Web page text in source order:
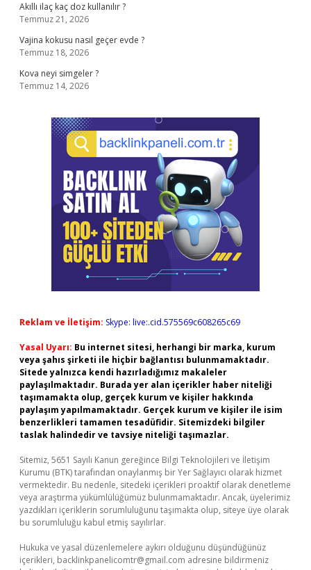
Akıllı ilaç kaç doz kullanılır ?
Temmuz 21, 2026
Vajina kokusu nasıl geçer evde ?
Temmuz 18, 2026
Kova neyi simgeler ?
Temmuz 14, 2026
Reklam ve İletişim: Skype: live:.cid.575569c608265c69
Yasal Uyarı: Bu internet sitesi, herhangi bir marka, kurum
veya şahıs şirketi ile hiçbir bağlantısı bulunmamaktadır.
Sitede yalnızca kendi hazırladığımız makaleler
paylaşılmaktadır. Burada yer alan içerikler haber niteliği
taşımamakta olup, gerçek kurum ve kişiler hakkında
paylaşım yapılmamaktadır. Gerçek kurum ve kişiler ile isim
benzerlikleri tamamen tesadüfidir. Sitemizdeki bilgiler
taslak halindedir ve tavsiye niteliği taşımazlar.
Sitemiz, 5651 Sayılı Kanun gereğince Bilgi Teknolojileri ve İletişim
Kurumu (BTK) tarafından onaylanmış bir Yer Sağlayıcı olarak hizmet
vermektedir. Bu nedenle, sitedeki içerikleri proaktif olarak denetleme
veya araştırma yükümlülüğümüz bulunmamaktadır. Ancak, üyelerimiz
yazdıkları içeriklerin sorumluluğunu taşımakta olup, siteye üye olarak
bu sorumluluğu kabul etmiş sayılırlar.
Hukuka ve yasal düzenlemelere aykırı olduğunu düşündüğünüz
içerikleri, backlinkpanelicomtr@gmail.com adresine bildirmeniz